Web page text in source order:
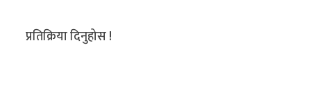
विशेष
प्रतिक्रिया दिनुहोस !